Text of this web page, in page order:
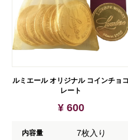
ルミエール オリジナル コインチョコ
レート
¥ 600
内容量 7枚入り